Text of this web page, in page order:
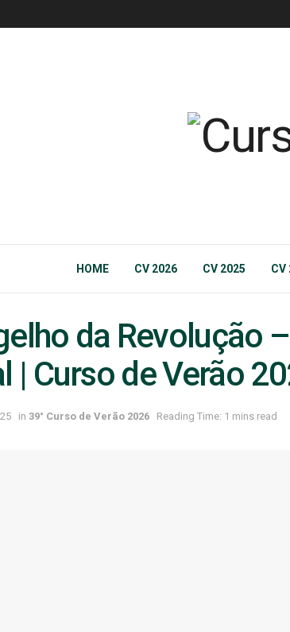
HOME CV 2026 CV 2025 CV
da Revolução
| Curso de Verão
in 39° Curso de Verão 2026 Reading Time: 1 mins read